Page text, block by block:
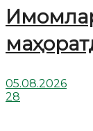
05.08.2026
28